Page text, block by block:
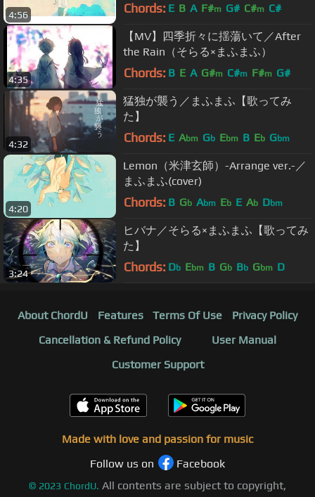
4:56 Chords: E B A F#m G# C#m C#
4:35
【MV】四季折々に揺蕩いて／After
the Rain（そらる×まふまふ）
Chords: B E A G#m C#m F#m G#
4:32
猛独が襲う／まふまふ【歌ってみ
た】
Chords: E Abm Gb Ebm B Eb Gbm
4:20
Lemon（米津玄師）-Arrange ver.-／
まふまふ(cover)
Chords: B Gb Abm Eb E Ab Dbm
3:24
ヒバナ／そらる×まふまふ【歌ってみ
た】
Chords: Db Ebm B Gb Bb Gbm D
About ChordU Features Terms Of Use
Privacy Policy
Cancellation & Refund Policy
User Manual
Customer Support
Made with love and passion for music
Follow us on
Facebook
© 2023 ChordU. All contents are subject to copyright,